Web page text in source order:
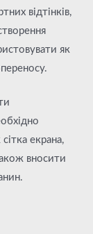
відтінків,
як
екрана,
вносити